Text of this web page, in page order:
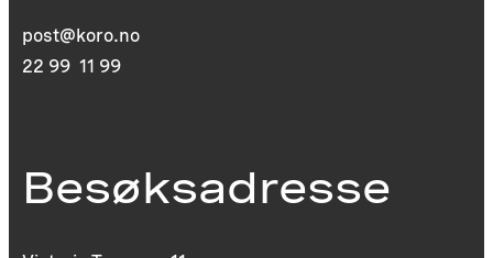
post@koro.no
22 99 11 99
Besøksadresse